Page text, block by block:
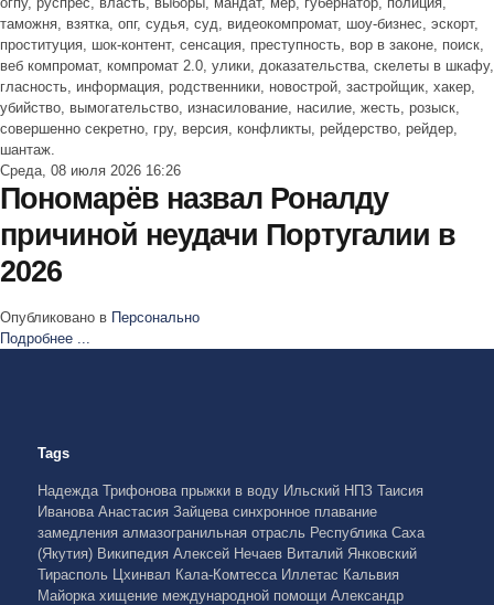
таможня, взятка, опг, судья, суд, видеокомпромат, шоу-бизнес, эскорт,
проституция, шок-контент, сенсация, преступность, вор в законе, поиск,
веб компромат, компромат 2.0, улики, доказательства, скелеты в шкафу,
гласность, информация, родственники, новострой, застройщик, хакер,
убийство, вымогательство, изнасилование, насилие, жесть, розыск,
совершенно секретно, гру, версия, конфликты, рейдерство, рейдер,
шантаж.
Среда, 08 июля 2026 16:26
Пономарёв назвал Роналду
причиной неудачи Португалии в
2026
Опубликовано в Персонально
Подробнее ...
Tags
Надежда Трифонова прыжки в воду Ильский НПЗ Таисия
Иванова Анастасия Зайцева синхронное плавание
замедления алмазогранильная отрасль Республика Саха
(Якутия) Википедия Алексей Нечаев Виталий Янковский
Тирасполь Цхинвал Кала-Комтесса Иллетас Кальвия
Майорка хищение международной помощи Александр